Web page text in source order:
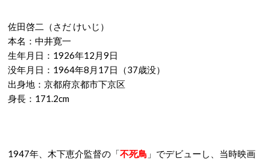
佐田啓二（さだ けいじ）
本名：中井寛一
生年月日：1926年12月9日
没年月日：1964年8月17日（37歳没）
出身地：京都府京都市下京区
身長：171.2cm
1947年、木下恵介監督の「不死鳥 」でデビューし、当時映画